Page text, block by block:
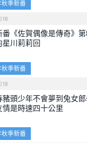
季新番
番《佐賀偶像是傳奇》
星川莉莉回
季新番
豬頭少年不會夢到兔女
情是時速四十公里
季新番